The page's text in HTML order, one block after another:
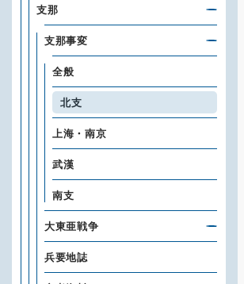
支那
支那事変
全般
北支
上海・南京
武漢
南支
大東亜戦争
兵要地誌